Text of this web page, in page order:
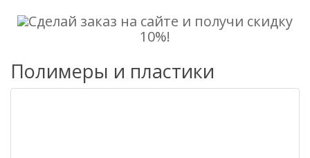
Сделай заказ на сайте и получи скидку
10%!
Полимеры и пластики